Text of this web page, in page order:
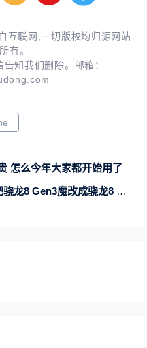
互联网,一切版权均归源网站
有。
知我们删除。邮箱：
怎么今年大家都开始用了
8 Gen3魔改成骁龙8 Gen3.5